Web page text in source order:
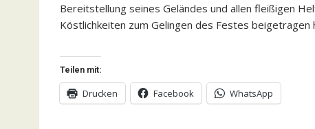
Bereitstellung seines Geländes und allen fleißigen
Köstlichkeiten zum Gelingen des Festes beigetragen
Teilen mit:
Drucken Facebook WhatsApp